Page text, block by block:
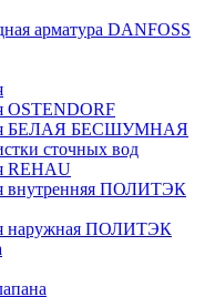
арматура DANFOSS
OSTENDORF
БЕЛАЯ БЕСШУМНАЯ
сточных вод
REHAU
внутренняя ПОЛИТЭК
наружная ПОЛИТЭК